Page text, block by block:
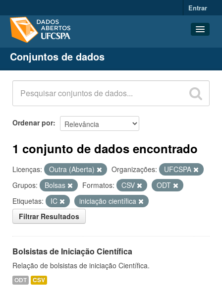
Entrar
Conjuntos de dados
Organizações
Grupos
Sobre
Conjuntos de dados
Ordenar por
1 conjunto de dados encontrado
Licenças: Outra (Aberta) Organizações:
UFCSPA
Grupos:
Bolsas Formatos: CSV
ODT
Etiquetas:
IC
iniciação científica
Filtrar Resultados
Bolsistas de Iniciação Científica
Relação de bolsistas de iniciação Científica.
ODT CSV